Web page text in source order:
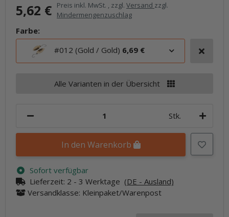
5,62 € Preis inkl. MwSt. , zzgl. Versand zzgl.
Mindermengenzuschlag
Farbe:
#012 (Gold / Gold) 6,69 €
Alle Varianten in der Übersicht
Stk.
In den Warenkorb
Sofort verfügbar
Lieferzeit: 2 - 3 Werktage (DE - Ausland)
Versandklasse: Kleinpaket/Warenpost